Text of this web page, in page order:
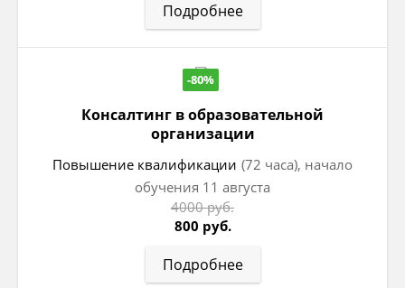
Подробнее
-80%
Консалтинг в образовательной
организации
Повышение квалификации (72 часа), начало
обучения 11 августа
4000 руб.
800 руб.
Подробнее